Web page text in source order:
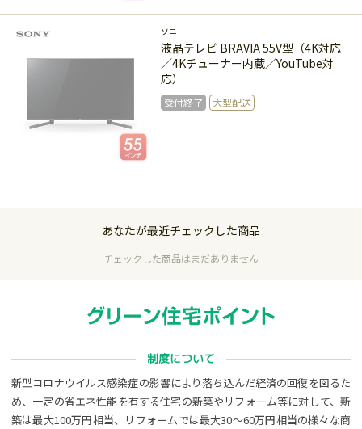
受付終了
ソニー
液晶テレビ BRAVIA 55V型（4K対応
／4Kチューナー内蔵／YouTube対
応）
受付終了 大型配送
あなたが最近チェックした商品
チェックした商品はまだありません
制度について
新型コロナウイルス感染症の影響により落ち込んだ経済の回復を図るた
め、一定の省エネ性能を有する住宅の新築やリフォーム等に対して、新
築は最大100万円相当、リフォームでは最大30～60万円相当の様々な商